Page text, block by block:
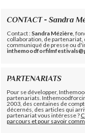
CONTACT - Sandra
Contact : Sandra Mézière ,
collaboration, de partenariat,
communiqué de presse ou
PARTENARIATS
Pour se développer,
partenariats.
2003, des centaines de
décernés, des articles qui
partenariat vous intéresse ?
parcours et pour savoir